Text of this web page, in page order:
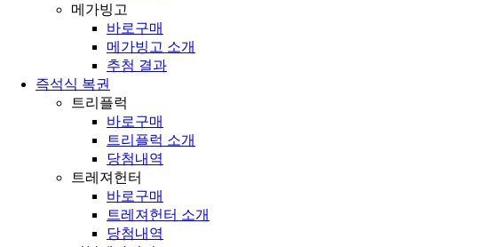
메가빙고
바로구매
메가빙고 소개
추첨 결과
즉석식 복권
트리플럭
바로구매
트리플럭 소개
당첨내역
트레져헌터
바로구매
트레져헌터 소개
당첨내역